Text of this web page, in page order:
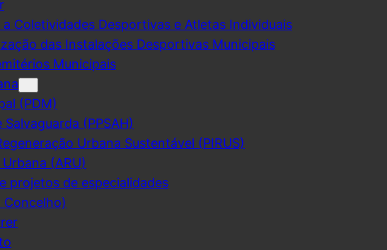
Coletividades Desportivas e Atletas Individuais
das Instalações Desportivas Municipais
Municipais
(PDM)
(PPSAH)
Urbana Sustentável (PIRUS)
(ARU)
projetos de especialidades
Concelho)